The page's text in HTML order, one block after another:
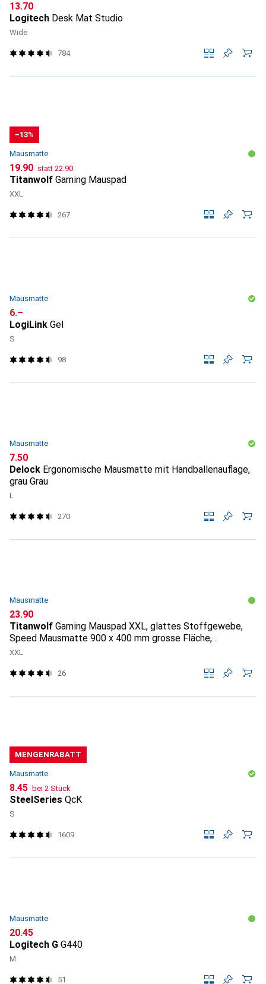
CHF
13.70
Logitech Desk Mat Studio
Wide
784
−13%
Mausmatte
CHF
19.90 statt CHF
22.90
Titanwolf Gaming Mauspad
XXL
267
Mausmatte
CHF
6.–
LogiLink Gel
S
98
Mausmatte
CHF
7.50
Delock Ergonomische Mausmatte mit Handballenauflage,
grau Grau
L
270
Mausmatte
CHF
23.90
Titanwolf Gaming Mauspad XXL, glattes Stoffgewebe,
Speed Mausmatte 900 x 400 mm grosse Fläche,
Topography
XXL
26
MENGENRABATT
Mausmatte
CHF
8.45 bei 2 Stück
SteelSeries QcK
S
1609
Mausmatte
CHF
20.45
Logitech G G440
M
51